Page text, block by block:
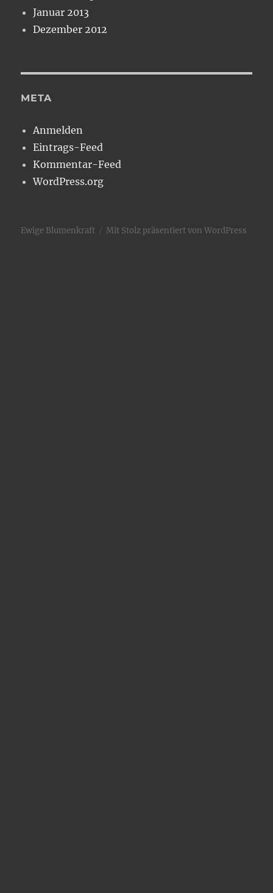
Januar 2013
Dezember 2012
META
Anmelden
Eintrags-Feed
Kommentar-Feed
WordPress.org
Ewige Blumenkraft Mit Stolz präsentiert von WordPress